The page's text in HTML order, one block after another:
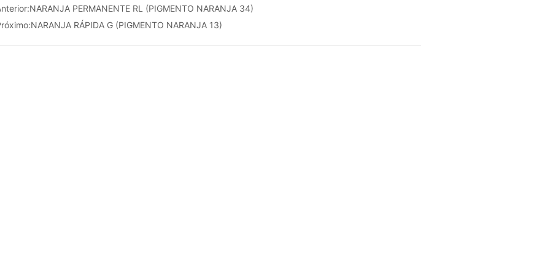
NARANJA PERMANENTE RL (PIGMENTO NARANJA 34)
NARANJA RÁPIDA G (PIGMENTO NARANJA 13)